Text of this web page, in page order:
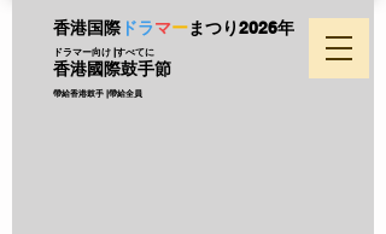
香港国際 ドラマーまつり2026年
ドラマー向け |すべてに
香港國際鼓手節
帶給香港鼓手 |帶給全員